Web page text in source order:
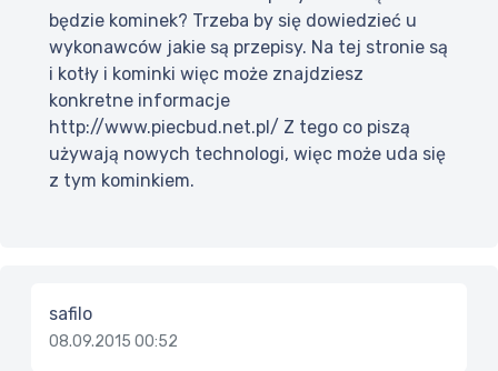
będzie kominek? Trzeba by się dowiedzieć u
wykonawców jakie są przepisy. Na tej stronie są
i kotły i kominki więc może znajdziesz
konkretne informacje
http://www.piecbud.net.pl/ Z tego co piszą
używają nowych technologi, więc może uda się
z tym kominkiem.
safilo
08.09.2015 00:52